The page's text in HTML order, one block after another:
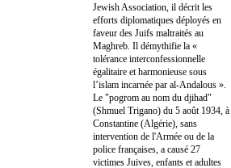
Jewish Association, il décrit les
efforts diplomatiques déployés en
faveur des Juifs maltraités au
Maghreb. Il démythifie la «
tolérance interconfessionnelle
égalitaire et harmonieuse sous
l’islam incarnée par al-Andalous ».
Le "pogrom au nom du djihad"
(Shmuel Trigano) du 5 août 1934, à
Constantine (Algérie), sans
intervention de l'Armée ou de la
police françaises, a causé 27
victimes Juives, enfants et adultes